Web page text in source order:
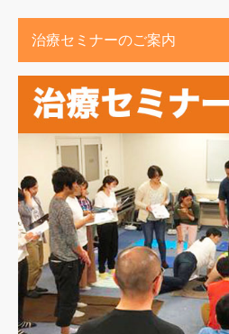
治療セミナーのご案内